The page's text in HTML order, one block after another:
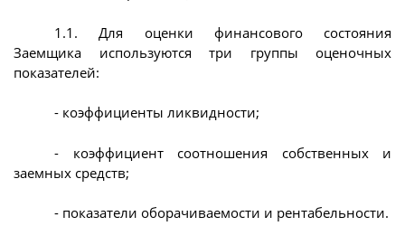
1.1. Для оценки финансового состояния
Заемщика используются три группы оценочных
показателей:
- коэффициенты ликвидности;
- коэффициент соотношения собственных и
заемных средств;
- показатели оборачиваемости и рентабельности.